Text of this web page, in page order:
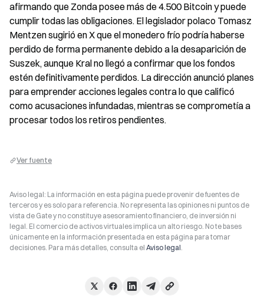
afirmando que Zonda posee más de 4.500 Bitcoin y puede
cumplir todas las obligaciones. El legislador polaco Tomasz
Mentzen sugirió en X que el monedero frío podría haberse
perdido de forma permanente debido a la desaparición de
Suszek, aunque Kral no llegó a confirmar que los fondos
estén definitivamente perdidos. La dirección anunció planes
para emprender acciones legales contra lo que calificó
como acusaciones infundadas, mientras se comprometía a
procesar todos los retiros pendientes.
Ver fuente
Aviso legal: La información en esta página puede provenir de fuentes de
terceros y es solo para referencia. No representa las opiniones ni puntos de
vista de Gate y no constituye asesoramiento financiero, de inversión ni
legal. El comercio de activos virtuales implica un alto riesgo. No te bases
únicamente en la información presentada en esta página para tomar
decisiones. Para más detalles, consulta el Aviso legal.